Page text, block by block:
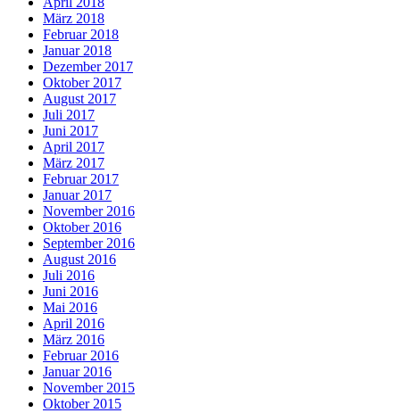
März 2018
Februar 2018
Januar 2018
Dezember 2017
Oktober 2017
August 2017
Juli 2017
Juni 2017
April 2017
März 2017
Februar 2017
Januar 2017
November 2016
Oktober 2016
September 2016
August 2016
Juli 2016
Juni 2016
Mai 2016
April 2016
März 2016
Februar 2016
Januar 2016
November 2015
Oktober 2015